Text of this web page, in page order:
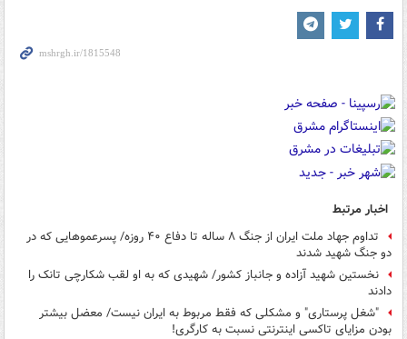
اخبار مرتبط
تداوم جهاد ملت ایران از جنگ ۸ ساله تا دفاع ۴۰ روزه/ پسرعموهایی که در
دو جنگ شهید شدند
نخستین شهید آزاده و جانباز کشور/ شهیدی که به او لقب شکارچی تانک را
دادند
"شغل پرستاری" و مشکلی که فقط مربوط به ایران نیست/ معضل بیشتر
بودن مزایای تاکسی اینترنتی نسبت به کارگری!